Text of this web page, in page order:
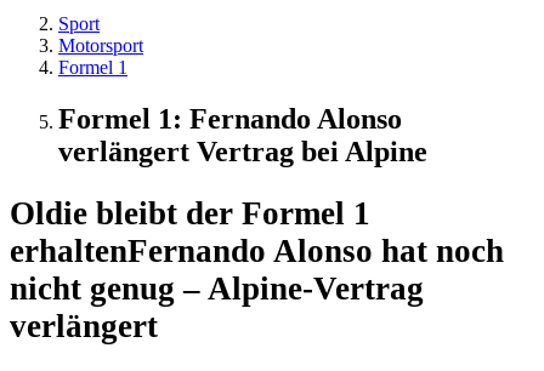
Sport
Motorsport
Formel 1
Formel 1: Fernando Alonso
verlängert Vertrag bei Alpine
Oldie bleibt der Formel 1
erhaltenFernando Alonso hat noch
nicht genug – Alpine-Vertrag
verlängert